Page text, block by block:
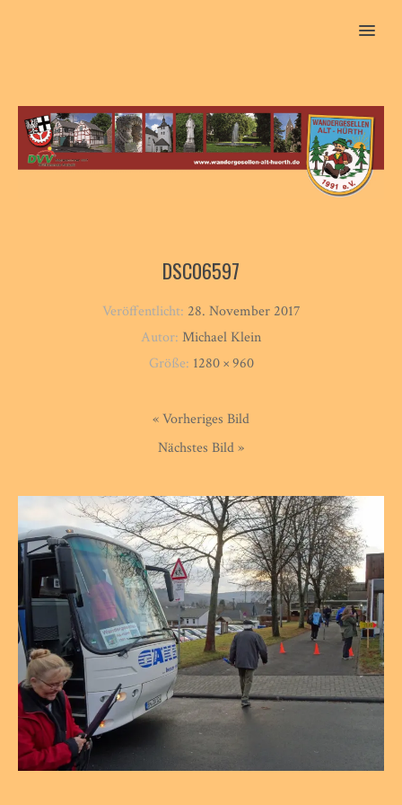
MENU
DSC06597
Veröffentlicht: 28. November 2017
Autor: Michael Klein
Größe: 1280 × 960
« Vorheriges Bild
Nächstes Bild »